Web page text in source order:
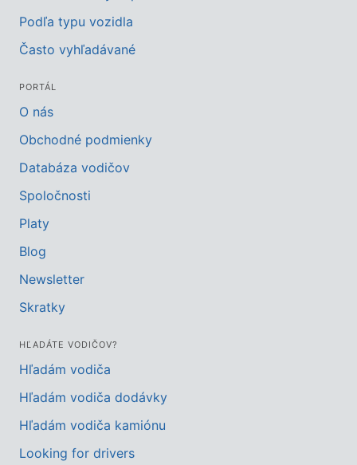
Podľa typu vozidla
Často vyhľadávané
PORTÁL
O nás
Obchodné podmienky
Databáza vodičov
Spoločnosti
Platy
Blog
Newsletter
Skratky
HĽADÁTE VODIČOV?
Hľadám vodiča
Hľadám vodiča dodávky
Hľadám vodiča kamiónu
Looking for drivers